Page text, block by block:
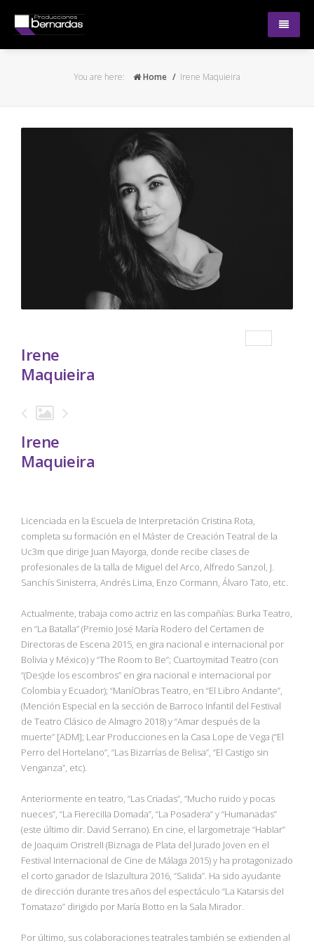
You are here: Home Irene Maquieira
Irene
Maquieira
Irene
Maquieira
Licenciada en la Escuela de Interpretación Cristina Rota,
completa su formación en el Máster de Creación Teatral de la
Uc3m que dirige Juan Mayorga, donde recibe clases de
profesionales de la talla de Miguel del Arco, Alfredo Sanzol, J.
Sanchís Sinisterra, Andrés Lima, Enzo Cormann, Álvaro Tato, etc.
Actualmente, trabaja como actriz en las compañías: Burka Teatro,
en “La Batalla” (Premio José María Rodero del Certamen de
Directoras de Escena 2015, en gira nacional e internacional por
Bolivia y México) y “The Room to Be”; Cuartoymitad Teatro (con
“(Des)de los escombros” en gira nacional e internacional por
Colombia y Ecuador); “ManíObras Teatro, en “El Libro Andante”,
(Mención Especial en la sección de Barroco Infantil del Festival
de Teatro Clásico de Almagro 2018) y “Amar después de la
muerte” [ADM]; Lear Producciones en la Casa Lope de Vega (“El
Perro del Hortelano”, “Las Bizarrías de Belisa”, “El Castigo sin
Venganza”, etc).
Anteriormente en teatro, “Las Criadas”, “Mucho ruido y pocas
nueces”, “La FiereciIIa Domada”, “La Posadera” y “Humanadas”
(este último dir. David Serrano). En cine, el largometraje “HabIar”
de Joaquim OristreII (Biznaga de Plata del Jurado Joven en el
Festival Internacional de Cine de Málaga 2015) y ha protagonizado
el corto ganador de Islazultura 2016, “SaIida”. Ha sido ayudante
de dirección durante tres años del espectáculo “La Katarsis deI
Tomatazo” dirigido por María Botto en la Sala Mirador.
Por último, sus colaboraciones teatrales también se extienden al